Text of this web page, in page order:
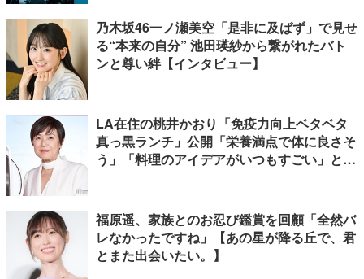
乃木坂46一ノ瀬美空「是非に及ばず」で見せ
る“本来の自分” 池田瑛紗から繋がれたバト
ンと尊い絆【インタビュー】
LA在住の桃井かおり「免疫力向上ベタベタ
真っ黒ランチ」公開「栄養満点で体に良さそ
う」「料理のアイデアがいつもすごい」と反
福原遥、家族とのお忍び鑑賞を回顧「全然バ
レなかったですね」【あの星が降る丘で、君
とまた出会いたい。】